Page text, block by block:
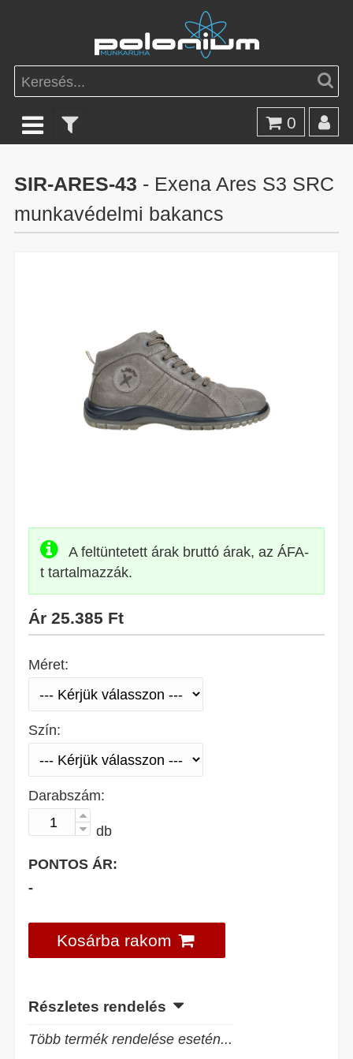
0
SIR-ARES-43 - Exena Ares S3 SRC
munkavédelmi bakancs
A feltüntetett árak bruttó árak, az ÁFA-
t tartalmazzák.
Ár25.385 Ft
Méret:
Szín:
Darabszám:
db
PONTOS ÁR:
-
Kosárba rakom
Részletes rendelés
Több termék rendelése esetén...